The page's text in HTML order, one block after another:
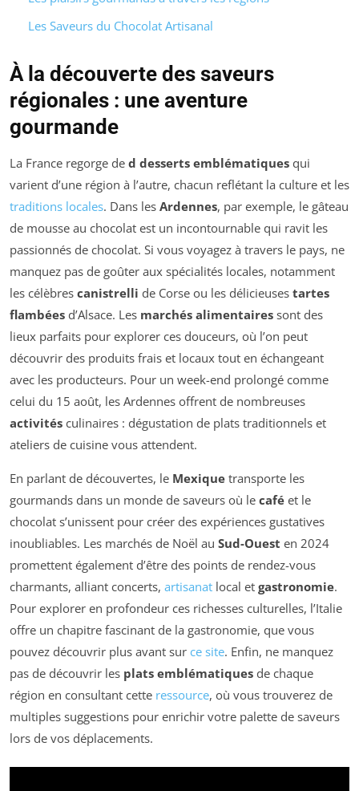
Les Saveurs du Chocolat Artisanal
À la découverte des saveurs
régionales : une aventure
gourmande
La France regorge de d desserts emblématiques qui
varient d’une région à l’autre, chacun reflétant la culture et les
traditions locales. Dans les Ardennes, par exemple, le gâteau
de mousse au chocolat est un incontournable qui ravit les
passionnés de chocolat. Si vous voyagez à travers le pays, ne
manquez pas de goûter aux spécialités locales, notamment
les célèbres canistrelli de Corse ou les délicieuses tartes
flambées d’Alsace. Les marchés alimentaires sont des
lieux parfaits pour explorer ces douceurs, où l’on peut
découvrir des produits frais et locaux tout en échangeant
avec les producteurs. Pour un week-end prolongé comme
celui du 15 août, les Ardennes offrent de nombreuses
activités culinaires : dégustation de plats traditionnels et
ateliers de cuisine vous attendent.
En parlant de découvertes, le Mexique transporte les
gourmands dans un monde de saveurs où le café et le
chocolat s’unissent pour créer des expériences gustatives
inoubliables. Les marchés de Noël au Sud-Ouest en 2024
promettent également d’être des points de rendez-vous
charmants, alliant concerts, artisanat local et gastronomie.
Pour explorer en profondeur ces richesses culturelles, l’Italie
offre un chapitre fascinant de la gastronomie, que vous
pouvez découvrir plus avant sur ce site. Enfin, ne manquez
pas de découvrir les plats emblématiques de chaque
région en consultant cette ressource, où vous trouverez de
multiples suggestions pour enrichir votre palette de saveurs
lors de vos déplacements.